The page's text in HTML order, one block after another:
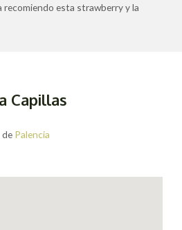
recomiendo esta strawberry y la
Capillas
de Palencia